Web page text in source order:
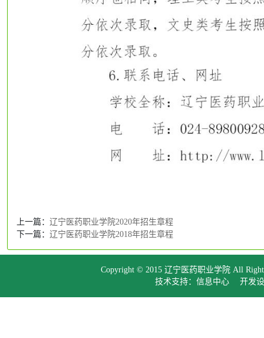
上一篇： 辽宁医药职业学院2020年招生章程
下一篇： 辽宁医药职业学院2018年招生章程
Copyright © 2015 辽宁医药职业学院 All
技术支持：信息中心 开发